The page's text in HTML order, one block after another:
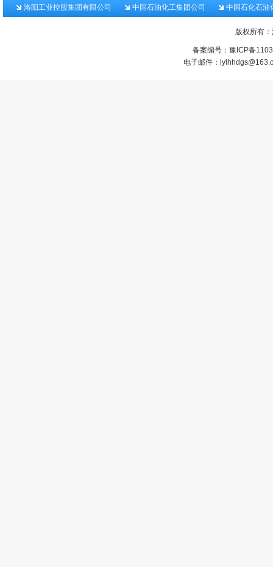
洛阳工业控股集团有限公司 中国石油化工集团公司 中国石化石油
版权所有
备案编号： 豫ICP备
电子邮件：